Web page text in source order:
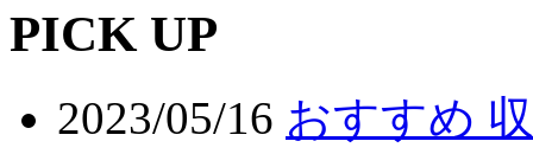
PICK UP
2023/05/16 おすすめ